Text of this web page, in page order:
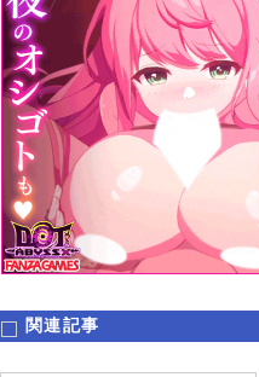
Powered by livedoor 相互RSS
このページは1000mgが管理して
示されません。
関連記事